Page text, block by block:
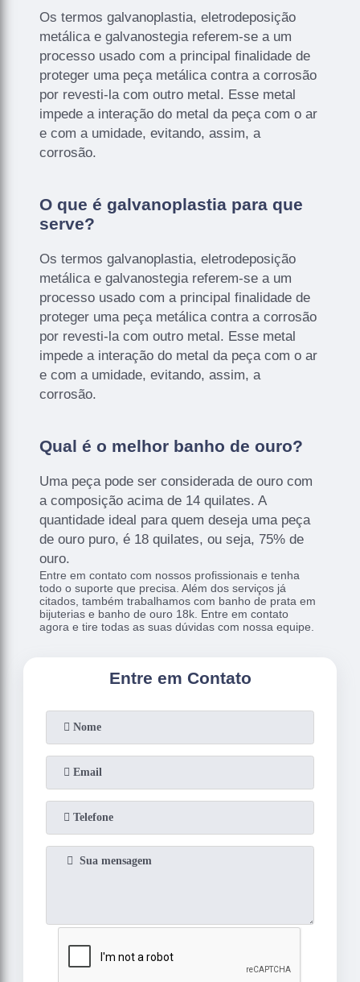
Os termos galvanoplastia, eletrodeposição
metálica e galvanostegia referem-se a um
processo usado com a principal finalidade de
proteger uma peça metálica contra a corrosão
por revesti-la com outro metal. Esse metal
impede a interação do metal da peça com o ar
e com a umidade, evitando, assim, a
corrosão.
O que é galvanoplastia para que
serve?
Os termos galvanoplastia, eletrodeposição
metálica e galvanostegia referem-se a um
processo usado com a principal finalidade de
proteger uma peça metálica contra a corrosão
por revesti-la com outro metal. Esse metal
impede a interação do metal da peça com o ar
e com a umidade, evitando, assim, a
corrosão.
Qual é o melhor banho de ouro?
Uma peça pode ser considerada de ouro com
a composição acima de 14 quilates. A
quantidade ideal para quem deseja uma peça
de ouro puro, é 18 quilates, ou seja, 75% de
ouro.
Entre em contato com nossos profissionais e tenha
todo o suporte que precisa. Além dos serviços já
citados, também trabalhamos com banho de prata em
bijuterias e banho de ouro 18k. Entre em contato
agora e tire todas as suas dúvidas com nossa equipe.
Entre em Contato